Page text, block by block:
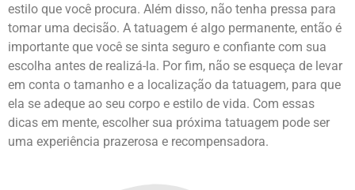
estilo que você procura. Além disso, não tenha pressa para
tomar uma decisão. A tatuagem é algo permanente, então é
importante que você se sinta seguro e confiante com sua
escolha antes de realizá-la. Por fim, não se esqueça de levar
em conta o tamanho e a localização da tatuagem, para que
ela se adeque ao seu corpo e estilo de vida. Com essas
dicas em mente, escolher sua próxima tatuagem pode ser
uma experiência prazerosa e recompensadora.